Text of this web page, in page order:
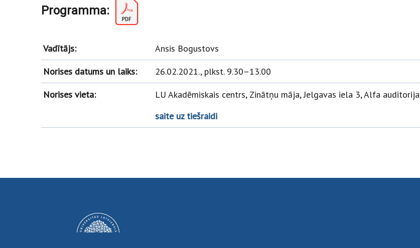
Programma:
Vadītājs:
Ansis Bogustovs
Norises datums un laiks:
26.02.2021., plkst. 9.30–13.00
Norises vieta:
LU Akadēmiskais centrs, Zinātņu māja, Jelgavas iela 3, Alfa auditorija
saite uz tiešraidi